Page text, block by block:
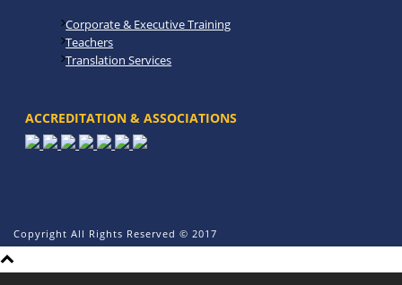
Corporate & Executive Training
Teachers
Translation Services
ACCREDITATION & ASSOCIATIONS
Copyright All Rights Reserved © 2017